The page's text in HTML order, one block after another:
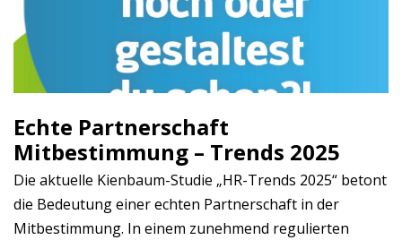
Echte Partnerschaft
Mitbestimmung – Trends 2025
Die aktuelle Kienbaum-Studie „HR-Trends 2025“ betont
die Bedeutung einer echten Partnerschaft in der
Mitbestimmung. In einem zunehmend regulierten